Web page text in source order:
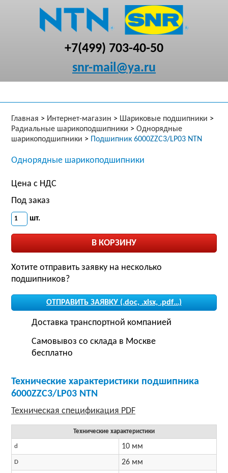
+7(499) 703-40-50
snr-mail@ya.ru
Главная > Интернет-магазин > Шариковые подшипники >
Радиальные шарикоподшипники > Однорядные
шарикоподшипники > Подшипник 6000ZZC3/LP03 NTN
Однорядные шарикоподшипники
Цена с НДС
Под заказ
шт.
Хотите отправить заявку на несколько
подшипников?
ОТПРАВИТЬ ЗАЯВКУ (.doc, .xlsx, .pdf…)
Доставка транспортной компанией
Самовывоз со склада в Москве
бесплатно
Технические характеристики подшипника
6000ZZC3/LP03 NTN
Технические характеристики
d 10 мм
D 26 мм